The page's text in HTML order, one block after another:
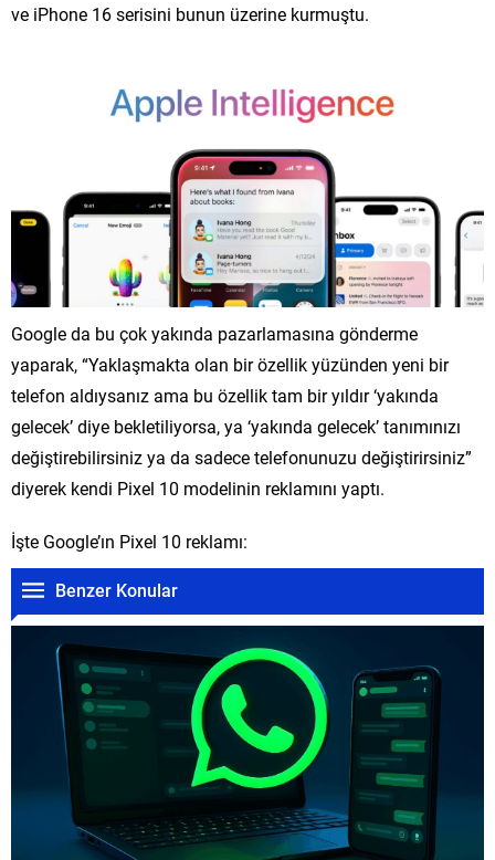
ve iPhone 16 serisini bunun üzerine kurmuştu.
Google da bu çok yakında pazarlamasına gönderme
yaparak, “Yaklaşmakta olan bir özellik yüzünden yeni bir
telefon aldıysanız ama bu özellik tam bir yıldır ‘yakında
gelecek’ diye bekletiliyorsa, ya ‘yakında gelecek’ tanımınızı
değiştirebilirsiniz ya da sadece telefonunuzu değiştirirsiniz”
diyerek kendi Pixel 10 modelinin reklamını yaptı.
İşte Google’ın Pixel 10 reklamı:
Benzer Konular